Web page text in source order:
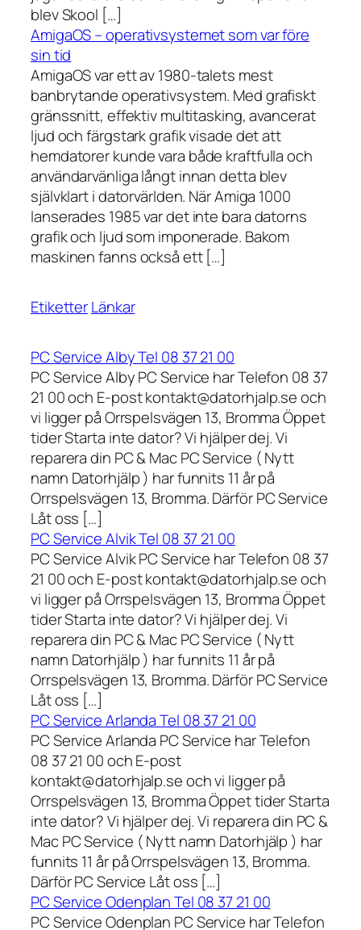
blev Skool […]
AmigaOS – operativsystemet som var före
sin tid
AmigaOS var ett av 1980-talets mest
banbrytande operativsystem. Med grafiskt
gränssnitt, effektiv multitasking, avancerat
ljud och färgstark grafik visade det att
hemdatorer kunde vara både kraftfulla och
användarvänliga långt innan detta blev
självklart i datorvärlden. När Amiga 1000
lanserades 1985 var det inte bara datorns
grafik och ljud som imponerade. Bakom
maskinen fanns också ett […]
EtiketterLänkar
PC Service Alby Tel 08 37 21 00
PC Service Alby PC Service har Telefon 08 37
21 00 och E-post kontakt@datorhjalp.se och
vi ligger på Orrspelsvägen 13, Bromma Öppet
tider Starta inte dator? Vi hjälper dej. Vi
reparera din PC & Mac PC Service ( Nytt
namn Datorhjälp ) har funnits 11 år på
Orrspelsvägen 13, Bromma. Därför PC Service
Låt oss […]
PC Service Alvik Tel 08 37 21 00
PC Service Alvik PC Service har Telefon 08 37
21 00 och E-post kontakt@datorhjalp.se och
vi ligger på Orrspelsvägen 13, Bromma Öppet
tider Starta inte dator? Vi hjälper dej. Vi
reparera din PC & Mac PC Service ( Nytt
namn Datorhjälp ) har funnits 11 år på
Orrspelsvägen 13, Bromma. Därför PC Service
Låt oss […]
PC Service Arlanda Tel 08 37 21 00
PC Service Arlanda PC Service har Telefon
08 37 21 00 och E-post
kontakt@datorhjalp.se och vi ligger på
Orrspelsvägen 13, Bromma Öppet tider Starta
inte dator? Vi hjälper dej. Vi reparera din PC &
Mac PC Service ( Nytt namn Datorhjälp ) har
funnits 11 år på Orrspelsvägen 13, Bromma.
Därför PC Service Låt oss […]
PC Service Odenplan Tel 08 37 21 00
PC Service Odenplan PC Service har Telefon